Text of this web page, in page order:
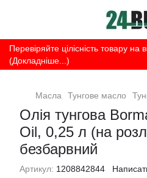
Перевіряйте цілісність товару на
(Докладніше...)
Масла Тунгове масло
Олія тунгова
Oil, 0,25 л (на
безбарвний
Артикул: 1208842844